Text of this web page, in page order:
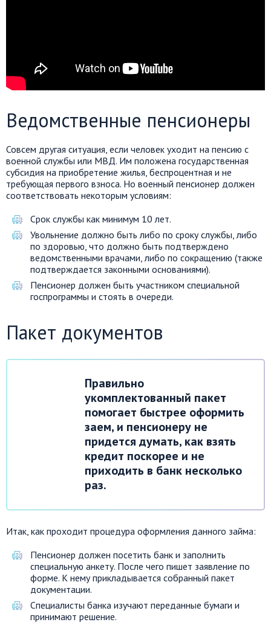
Ведомственные пенсионеры
Совсем другая ситуация, если человек уходит на пенсию с
военной службы или МВД. Им положена государственная
субсидия на приобретение жилья, беспроцентная и не
требующая первого взноса. Но военный пенсионер должен
соответствовать некоторым условиям:
Срок службы как минимум 10 лет.
Увольнение должно быть либо по сроку службы, либо
по здоровью, что должно быть подтверждено
ведомственными врачами, либо по сокращению (также
подтверждается законными основаниями).
Пенсионер должен быть участником специальной
госпрограммы и стоять в очереди.
Пакет документов
Правильно
укомплектованный пакет
помогает быстрее оформить
заем, и пенсионеру не
придется думать, как взять
кредит поскорее и не
приходить в банк несколько
раз.
Итак, как проходит процедура оформления данного займа:
Пенсионер должен посетить банк и заполнить
специальную анкету. После чего пишет заявление по
форме. К нему прикладывается собранный пакет
документации.
Специалисты банка изучают переданные бумаги и
принимают решение.